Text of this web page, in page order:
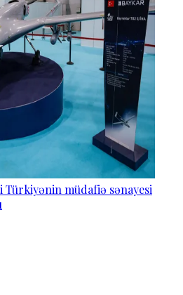
Türkiyənin müdafiə sənayesi